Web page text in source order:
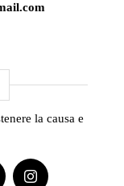
la causa e